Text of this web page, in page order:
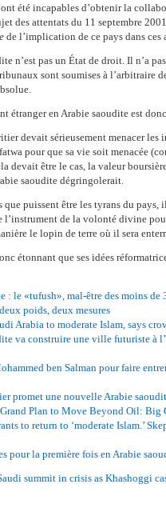
été incapables d’obtenir la
des attentats du 11 septembre
de l’implication de ce pays dans ces
n’est pas un État de droit. Il n’a
sont soumises à l’arbitraire
étranger en Arabie saoudite est
devait sérieusement menacer les
pour que sa vie soit menacée
devait être le cas, la valeur
saoudite dégringolerait.
que puissent être les tyrans du pays,
l’instrument de la volonté divine
le lopin de terre où il sera
étonnant que ses idées
: le «tufush», mal-être des moins de
poids, deux mesures
Arabia to moderate Islam, says
va construire une ville futuriste à
ben Salman pour faire
promet une nouvelle Arabie
Grand Plan to Move Beyond Oil: Big
to return to ‘moderate Islam.’
pour la première fois en Arabie
summit in crisis as Khashoggi